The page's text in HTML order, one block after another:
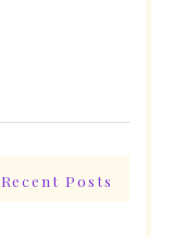
Recent Posts